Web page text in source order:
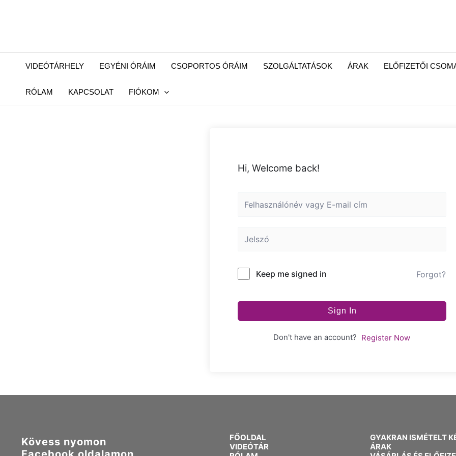
VIDEÓTÁRHELY EGYÉNI ÓRÁIM CSOPORTOS ÓRÁIM SZOLGÁLTATÁSOK ÁRAK ELŐFIZETŐI
RÓLAM KAPCSOLAT FIÓKOM
Hi, Welcome back!
Keep me signed in Forgot?
Sign In
Don't have an account? Register Now
Kövess nyomon
FŐOLDAL
VIDEÓTÁR
GYAKRAN ISMÉTELT
ÁRAK